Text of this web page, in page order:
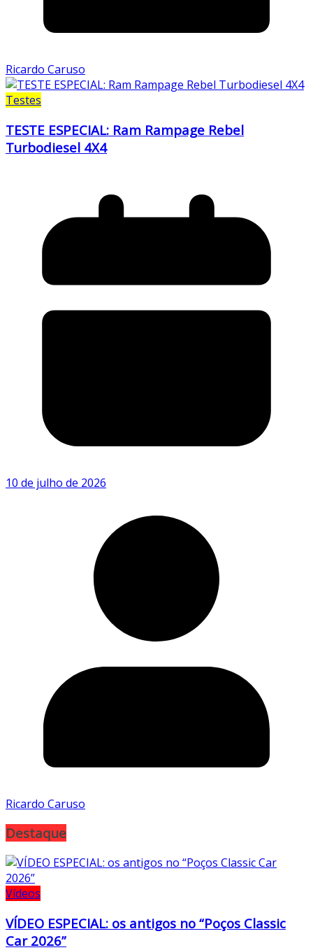
Ricardo Caruso
Testes
TESTE ESPECIAL: Ram Rampage Rebel
Turbodiesel 4X4
10 de julho de 2026
Ricardo Caruso
Destaque
Vídeos
VÍDEO ESPECIAL: os antigos no “Poços Classic
Car 2026”